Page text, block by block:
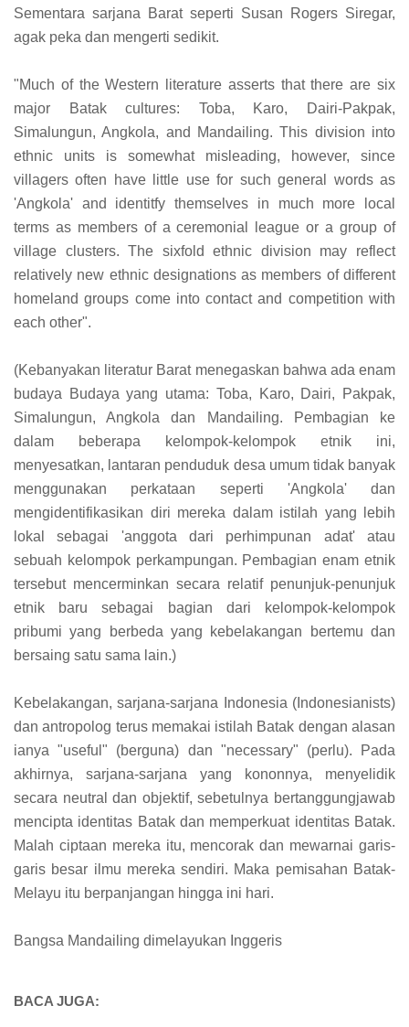
Sementara sarjana Barat seperti Susan Rogers Siregar,
agak peka dan mengerti sedikit.
"Much of the Western literature asserts that there are six
major Batak cultures: Toba, Karo, Dairi-Pakpak,
Simalungun, Angkola, and Mandailing. This division into
ethnic units is somewhat misleading, however, since
villagers often have little use for such general words as
'Angkola' and identitfy themselves in much more local
terms as members of a ceremonial league or a group of
village clusters. The sixfold ethnic division may reflect
relatively new ethnic designations as members of different
homeland groups come into contact and competition with
each other".
(Kebanyakan literatur Barat menegaskan bahwa ada enam
budaya Budaya yang utama: Toba, Karo, Dairi, Pakpak,
Simalungun, Angkola dan Mandailing. Pembagian ke
dalam beberapa kelompok-kelompok etnik ini,
menyesatkan, lantaran penduduk desa umum tidak banyak
menggunakan perkataan seperti 'Angkola' dan
mengidentifikasikan diri mereka dalam istilah yang lebih
lokal sebagai 'anggota dari perhimpunan adat' atau
sebuah kelompok perkampungan. Pembagian enam etnik
tersebut mencerminkan secara relatif penunjuk-penunjuk
etnik baru sebagai bagian dari kelompok-kelompok
pribumi yang berbeda yang kebelakangan bertemu dan
bersaing satu sama lain.)
Kebelakangan, sarjana-sarjana Indonesia (Indonesianists)
dan antropolog terus memakai istilah Batak dengan alasan
ianya "useful" (berguna) dan "necessary" (perlu). Pada
akhirnya, sarjana-sarjana yang kononnya, menyelidik
secara neutral dan objektif, sebetulnya bertanggungjawab
mencipta identitas Batak dan memperkuat identitas Batak.
Malah ciptaan mereka itu, mencorak dan mewarnai garis-
garis besar ilmu mereka sendiri. Maka pemisahan Batak-
Melayu itu berpanjangan hingga ini hari.
Bangsa Mandailing dimelayukan Inggeris
BACA JUGA: